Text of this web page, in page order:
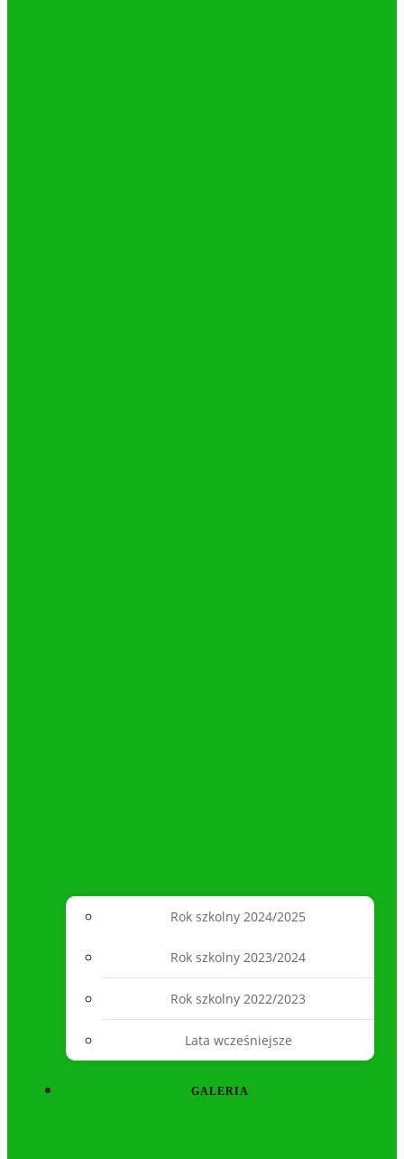
Rok szkolny 2024/2025
Rok szkolny 2023/2024
Rok szkolny 2022/2023
Lata wcześniejsze
GALERIA